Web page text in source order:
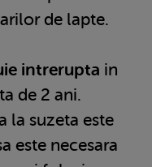
de lapte.
intrerupta in
de 2 ani.
la suzeta este
este necesara